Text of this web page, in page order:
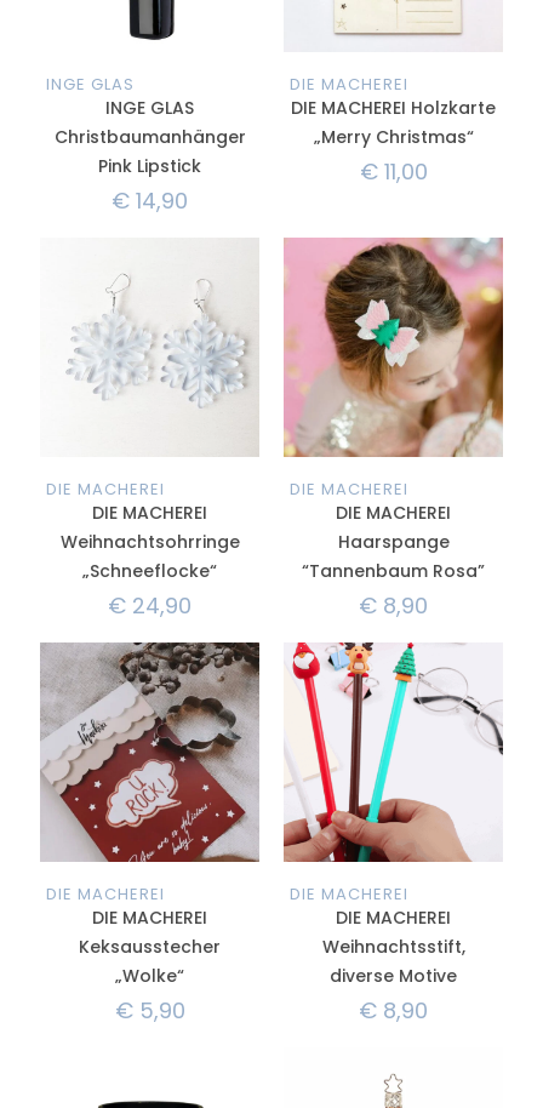
INGE GLAS
INGE GLAS
Christbaumanhänger
Pink Lipstick
€ 14,90
DIE MACHEREI
DIE MACHEREI Holzkarte
„Merry Christmas“
€11,00
DIE MACHEREI
DIE MACHEREI
Weihnachtsohrringe
„Schneeflocke“
€ 24,90
DIE MACHEREI
DIE MACHEREI
Haarspange
“Tannenbaum Rosa”
€ 8,90
DIE MACHEREI
DIE MACHEREI
Keksausstecher
„Wolke“
€5,90
DIE MACHEREI
DIE MACHEREI
Weihnachtsstift,
diverse Motive
€ 8,90